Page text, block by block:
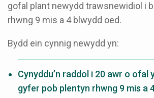
gofal plant newydd trawsnewidiol i
rhwng 9 mis a 4 blwydd oed.
Bydd ein cynnig newydd yn:
Cynyddu’n raddol i 20 awr o ofal
gyfer pob plentyn rhwng 9 mis a